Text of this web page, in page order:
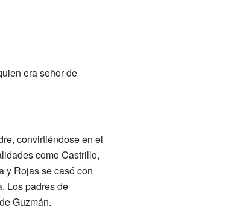
era señor de
convirtiéndose en el
como Castrillo,
y Rojas se casó con
. Los padres de
Guzmán.